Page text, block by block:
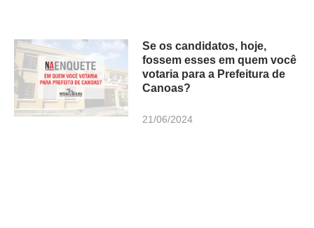
Se os candidatos, hoje,
fossem esses em quem você
votaria para a Prefeitura de
Canoas?
21/06/2024